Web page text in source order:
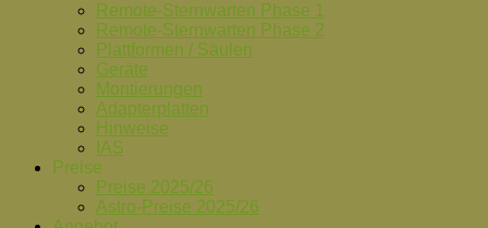
Remote-Sternwarten Phase 1
Remote-Sternwarten Phase 2
Plattformen / Säulen
Geräte
Montierungen
Adapterplatten
Hinweise
IAS
Preise
Preise 2025/26
Astro-Preise 2025/26